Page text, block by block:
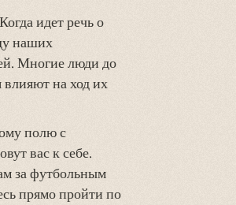
идет речь о
наших
Многие люди до
влияют на ход их
полю с
вас к себе.
за футбольным
прямо пройти по